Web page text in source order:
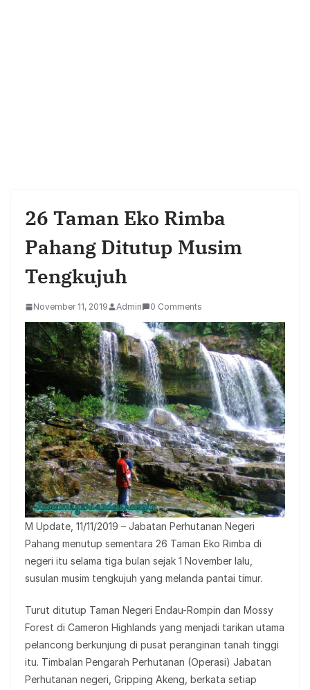
26 Taman Eko Rimba
Pahang Ditutup Musim
Tengkujuh
November 11, 2019 Admin 0 Comments
M Update, 11/11/2019 – Jabatan Perhutanan Negeri
Pahang menutup sementara 26 Taman Eko Rimba di
negeri itu selama tiga bulan sejak 1 November lalu,
susulan musim tengkujuh yang melanda pantai timur.
Turut ditutup Taman Negeri Endau-Rompin dan Mossy
Forest di Cameron Highlands yang menjadi tarikan utama
pelancong berkunjung di pusat peranginan tanah tinggi
itu. Timbalan Pengarah Perhutanan (Operasi) Jabatan
Perhutanan negeri, Gripping Akeng, berkata setiap